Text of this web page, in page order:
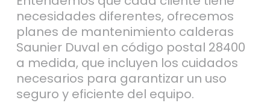
necesidades diferentes, ofrecemos
planes de mantenimiento calderas
Saunier Duval en código postal 28400
a medida, que incluyen los cuidados
necesarios para garantizar un uso
seguro y eficiente del equipo.